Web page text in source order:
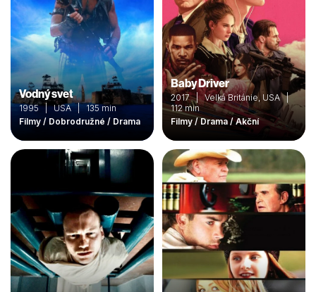
Vodný svet
1995 | USA | 135 min
Filmy / Dobrodružné / Drama
Baby Driver
2017 | Velká Británie, USA |
112 min
Filmy / Drama / Akční